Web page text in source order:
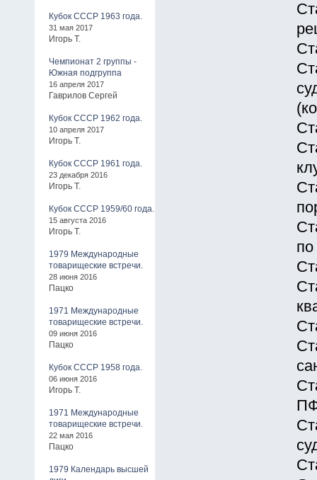
Кубок СССР 1963 года.
31 мая 2017
Игорь Т.
Чемпионат 2 группы -
Южная подгруппа
16 апреля 2017
Гаврилов Сергей
Кубок СССР 1962 года.
10 апреля 2017
Игорь Т.
Кубок СССР 1961 года.
23 декабря 2016
Игорь Т.
Кубок СССР 1959/60 года.
15 августа 2016
Игорь Т.
1979 Международные
товарищеские встречи.
28 июня 2016
Пацко
1971 Международные
товарищеские встречи.
09 июня 2016
Пацко
Кубок СССР 1958 года.
06 июня 2016
Игорь Т.
1971 Международные
товарищеские встречи.
22 мая 2016
Пацко
1979 Календарь высшей